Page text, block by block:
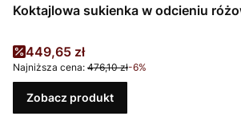
Koktajlowa sukienka w odcieniu
Cena promocyjna
449,65 zł
Najniższa cena: 476,10 zł-6%
Zobacz produkt